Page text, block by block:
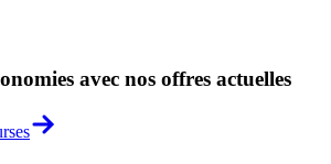
avec nos offres actuelles